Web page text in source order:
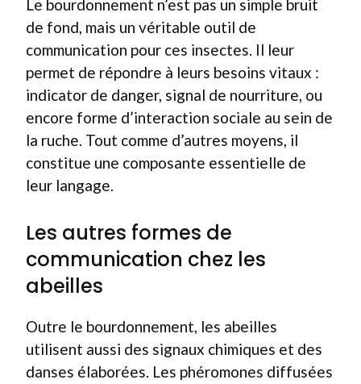
Le bourdonnement n’est pas un simple bruit
de fond, mais un véritable outil de
communication pour ces insectes. Il leur
permet de répondre à leurs besoins vitaux :
indicator de danger, signal de nourriture, ou
encore forme d’interaction sociale au sein de
la ruche. Tout comme d’autres moyens, il
constitue une composante essentielle de
leur langage.
Les autres formes de
communication chez les
abeilles
Outre le bourdonnement, les abeilles
utilisent aussi des signaux chimiques et des
danses élaborées. Les phéromones diffusées